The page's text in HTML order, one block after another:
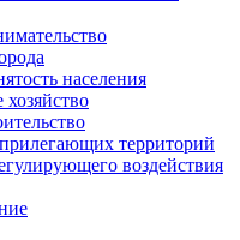
населения
хозяйство
территорий
воздействия